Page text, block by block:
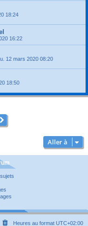
18:24
16:22
12 mars 2020 08:20
18:50
Aller à
Heures au format UTC+02:00